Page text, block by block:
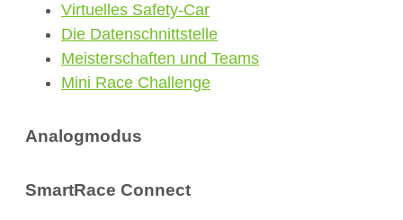
Virtuelles Safety-Car
Die Datenschnittstelle
Meisterschaften und Teams
Mini Race Challenge
Analogmodus
SmartRace Connect